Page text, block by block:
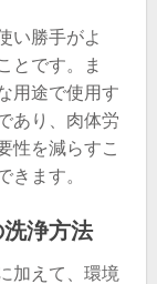
い勝手がよ
とです。ま
用途で使用す
あり、肉体労
性を減らすこ
きます。
浄方法
加えて、環境